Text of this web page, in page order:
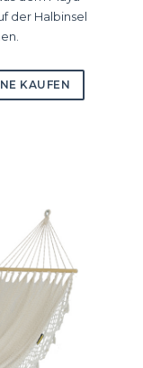
der Halbinsel
KAUFEN